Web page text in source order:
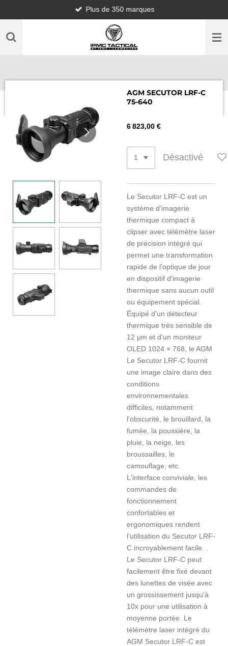
au
contenu
Plus de 350 marques
AGM SECUTOR LRF-C
75-640
6 823,00 €
Désactivé
Le Secutor LRF-C est un
système d'imagerie
thermique compact à
clipser avec télémètre laser
de précision intégré qui
permet une transformation
rapide de l'optique de jour
en dispositif d'imagerie
thermique sans aucun outil
ou équipement spécial.
Équipé d'un détecteur
thermique très sensible de
12 μm et d'un moniteur
OLED 1024 × 768, le AGM
Le Secutor LRF-C fournit
une image claire dans des
conditions
environnementales
difficiles, notamment
l'obscurité, le brouillard, la
fumée, la poussière, la
pluie, la neige, les
broussailles, le
camouflage, etc.
L'interface conviviale, les
commandes de
fonctionnement
confortables et
ergonomiques rendent
l'utilisation du Secutor LRF-
C incroyablement facile. .
Le Secutor LRF-C peut
facilement être fixé devant
des lunettes de visée avec
un grossissement jusqu'à
10x pour une utilisation à
moyenne portée. Le
télémètre laser intégré du
AGM Secutor LRF-C est